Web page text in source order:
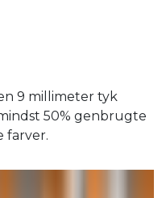
9 millimeter tyk
50% genbrugte
farver.